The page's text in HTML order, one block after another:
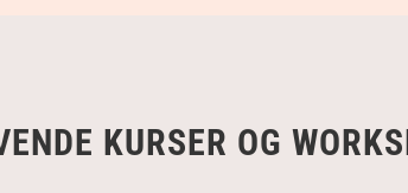
KURSER OG